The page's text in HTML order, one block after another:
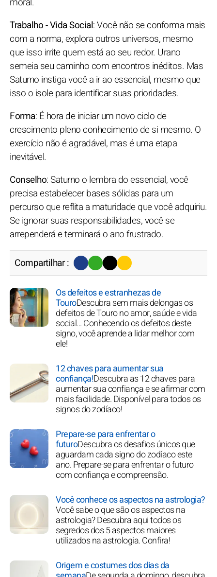
Trabalho - Vida Social: Você não se conforma mais
com a norma, explora outros universos, mesmo
que isso irrite quem está ao seu redor. Urano
semeia seu caminho com encontros inéditos. Mas
Saturno instiga você a ir ao essencial, mesmo que
isso o isole para identificar suas prioridades.
Forma: É hora de iniciar um novo ciclo de
crescimento pleno conhecimento de si mesmo. O
exercício não é agradável, mas é uma etapa
inevitável.
Conselho: Saturno o lembra do essencial, você
precisa estabelecer bases sólidas para um
percurso que reflita a maturidade que você adquiriu.
Se ignorar suas responsabilidades, você se
arrependerá e terminará o ano frustrado.
Compartilhar :
Os defeitos e estranhezas de
TouroDescubra sem mais delongas os
defeitos de Touro no amor, saúde e vida
social... Conhecendo os defeitos deste
signo, você aprende a lidar melhor com
ele!
12 chaves para aumentar sua
confiança!Descubra as 12 chaves para
aumentar sua confiança e se afirmar com
mais facilidade. Disponível para todos os
signos do zodíaco!
Prepare-se para enfrentar o
futuroDescubra os desafios únicos que
aguardam cada signo do zodíaco este
ano. Prepare-se para enfrentar o futuro
com confiança e compreensão.
Você conhece os aspectos na astrologia?
Você sabe o que são os aspectos na
astrologia? Descubra aqui todos os
segredos dos 5 aspectos maiores
utilizados na astrologia. Confira!
Origem e costumes dos dias da